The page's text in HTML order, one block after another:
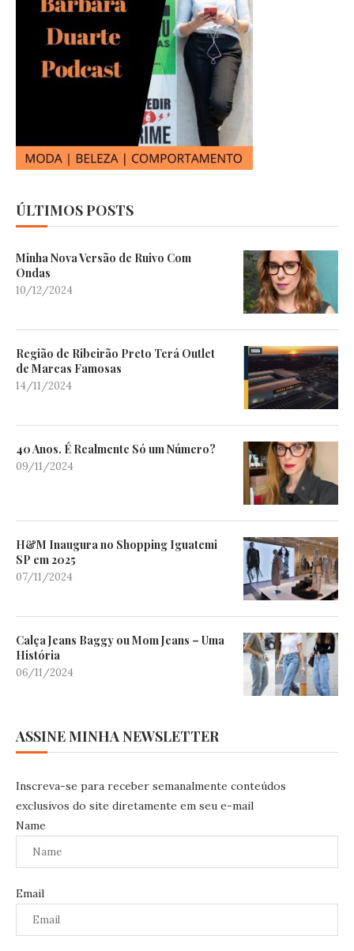
ÚLTIMOS POSTS
Minha Nova Versão de Ruivo Com
Ondas
10/12/2024
Região de Ribeirão Preto Terá Outlet
de Marcas Famosas
14/11/2024
40 Anos. É Realmente Só um Número?
09/11/2024
H&M Inaugura no Shopping Iguatemi
SP em 2025
07/11/2024
Calça Jeans Baggy ou Mom Jeans – Uma
História
06/11/2024
ASSINE MINHA NEWSLETTER
Inscreva-se para receber semanalmente conteúdos
exclusivos do site diretamente em seu e-mail
Name
Email